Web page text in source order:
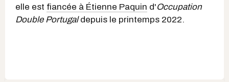
elle est fiancée à Étienne Paquin d'Occupation
Double Portugaldepuis le printemps 2022.